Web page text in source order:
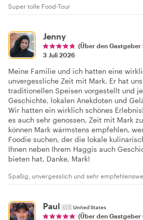
Super tolle Food-Tour
Jenny
(Über den Gastgeber
3 Juli 2026
Meine Familie und ich hatten eine
unvergessliche Zeit mit Mark. Er hat
traditionellen Speisen vorgestellt und
Geschichte, lokalen Anekdoten und
Wir hatten ein wirklich schönes
es auch sehr genossen, Zeit mit Mark
können Mark wärmstens empfehlen,
Foodie suchen, der die lokale
Ihnen neben Ihrem Haggis auch
bieten hat. Danke, Mark!
Spaßig, unvergesslich und sehr
Paul 🇺🇸United States
(Über den Gastgeber